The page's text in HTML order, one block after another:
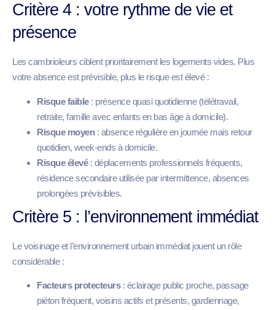
Critère 4 : votre rythme de vie et
présence
Les cambrioleurs ciblent prioritairement les logements vides. Plus
votre absence est prévisible, plus le risque est élevé :
Risque faible: présence quasi quotidienne (télétravail,
retraite, famille avec enfants en bas âge à domicile).
Risque moyen: absence régulière en journée mais retour
quotidien, week-ends à domicile.
Risque élevé: déplacements professionnels fréquents,
résidence secondaire utilisée par intermittence, absences
prolongées prévisibles.
Critère 5 : l’environnement immédiat
Le voisinage et l’environnement urbain immédiat jouent un rôle
considérable :
Facteurs protecteurs: éclairage public proche, passage
piéton fréquent, voisins actifs et présents, gardiennage,